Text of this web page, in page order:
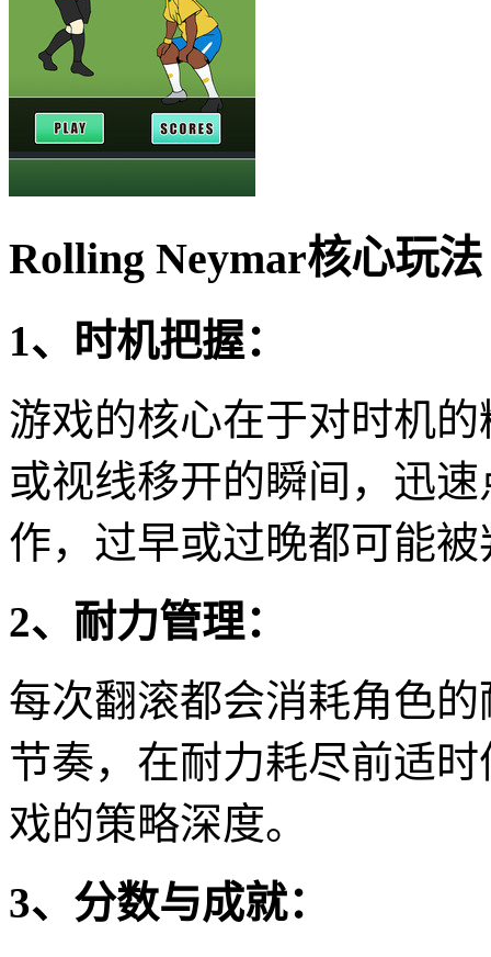
Rolling Neymar核心玩法
1、时机把握：
游戏的核心在于对时机
或视线移开的瞬间，迅
作，过早或过晚都可能
2、耐力管理：
每次翻滚都会消耗角色
节奏，在耐力耗尽前适
戏的策略深度。
3、分数与成就：